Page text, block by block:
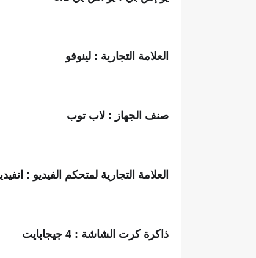
العلامة التجارية : لينوفو
صنف الجهاز : لاب توب
العلامة التجارية لمتحكم الفيديو :
ذاكرة كرت الشاشة : 4 جيجابايت